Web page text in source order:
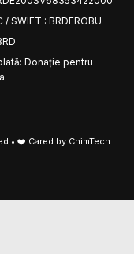
/ SWIFT : BRDEROBU
Donație pentru
• ❤️ Cared by ChimTech